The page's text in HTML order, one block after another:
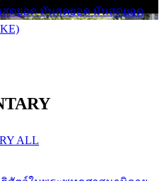
ดยอด มันสุดยอด มันสุดยอด
ALL